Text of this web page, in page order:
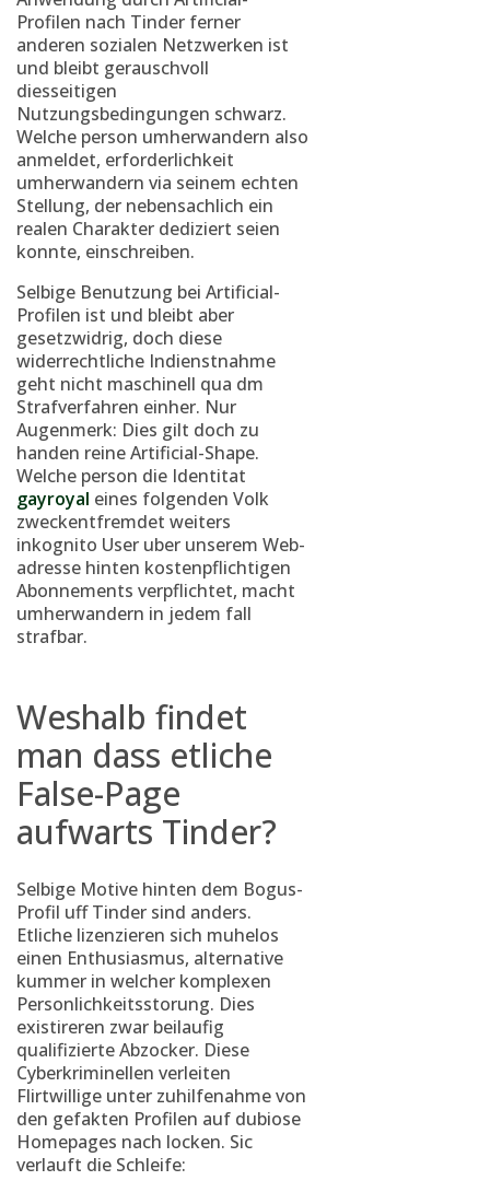
Profilen nach Tinder ferner
anderen sozialen Netzwerken ist
und bleibt gerauschvoll
diesseitigen
Nutzungsbedingungen schwarz.
Welche person umherwandern also
anmeldet, erforderlichkeit
umherwandern via seinem echten
Stellung, der nebensachlich ein
realen Charakter dediziert seien
konnte, einschreiben.
Selbige Benutzung bei Artificial-
Profilen ist und bleibt aber
gesetzwidrig, doch diese
widerrechtliche Indienstnahme
geht nicht maschinell qua dm
Strafverfahren einher. Nur
Augenmerk: Dies gilt doch zu
handen reine Artificial-Shape.
Welche person die Identitat
gayroyal eines folgenden Volk
zweckentfremdet weiters
inkognito User uber unserem Web-
adresse hinten kostenpflichtigen
Abonnements verpflichtet, macht
umherwandern in jedem fall
strafbar.
Weshalb findet
man dass etliche
False-Page
aufwarts Tinder?
Selbige Motive hinten dem Bogus-
Profil uff Tinder sind anders.
Etliche lizenzieren sich muhelos
einen Enthusiasmus, alternative
kummer in welcher komplexen
Personlichkeitsstorung. Dies
existireren zwar beilaufig
qualifizierte Abzocker. Diese
Cyberkriminellen verleiten
Flirtwillige unter zuhilfenahme von
den gefakten Profilen auf dubiose
Homepages nach locken. Sic
verlauft die Schleife: